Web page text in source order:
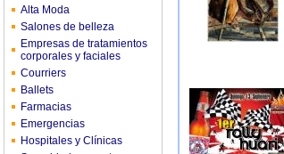
Alta Moda
Salones de belleza
Empresas de tratamientos
corporales y faciales
Courriers
Ballets
Farmacias
Emergencias
Hospitales y Clínicas